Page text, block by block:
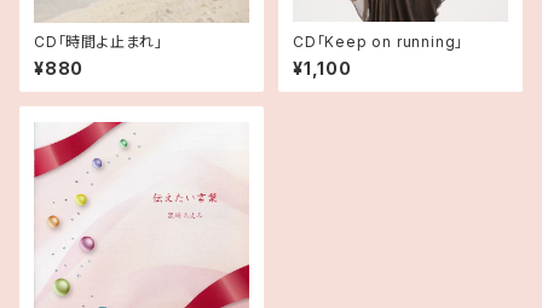
CD「時間よ止まれ」
¥880
CD「Keep on running」
¥1,100